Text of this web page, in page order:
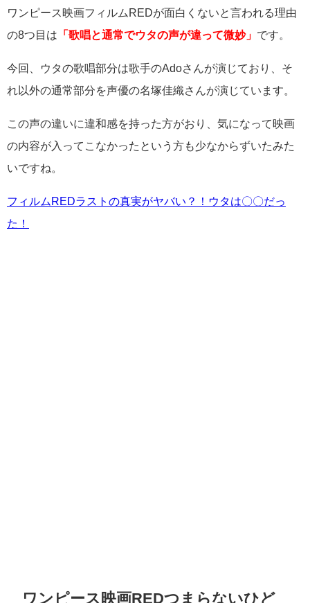
ワンピース映画フィルムREDが面白くないと言われる理由
の8つ目は 「歌唱と通常でウタの声が違って微妙」 です。
今回、ウタの歌唱部分は歌手のAdoさんが演じており、そ
れ以外の通常部分を声優の名塚佳織さんが演じています。
この声の違いに違和感を持った方がおり、気になって映画
の内容が入ってこなかったという方も少なからずいたみた
いですね。
フィルムREDラストの真実がヤバい？！ウタは〇〇だっ
た！
ワンピース映画REDつまらないひど